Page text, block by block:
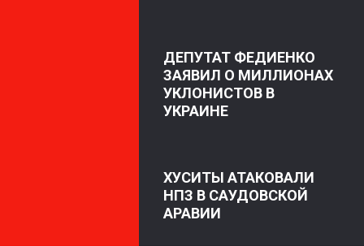
ДЕПУТАТ ФЕДИЕНКО
ЗАЯВИЛ О МИЛЛИОНАХ
УКЛОНИСТОВ В
УКРАИНЕ
ХУСИТЫ АТАКОВАЛИ
НПЗ В САУДОВСКОЙ
АРАВИИ